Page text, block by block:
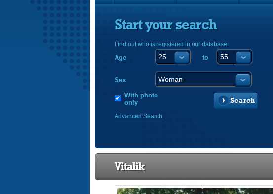
Start your search
Find out who is registered in our database.
Age to
Sex
With photo
only
Search
Advanced Search
Vitalik